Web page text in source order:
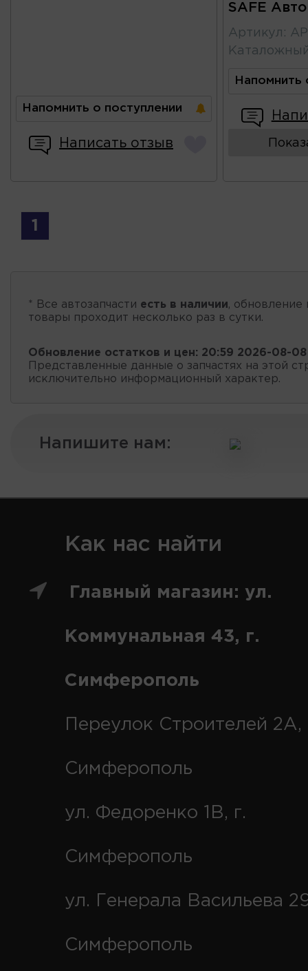
Напомнить о поступлении
Написать отзыв
SAFE
Артикул :
Напомнить
1
* Все автозапчасти есть в наличии, обновление
товары проходит несколько раз в сутки.
Обновление остатков и цен: 20:59 2026-08-08
Представленные данные о запчастях на этой
исключительно информационный характер.
Напишите нам:
Как нас найти
Главный магазин: ул.
Коммунальная 43, г.
Симферополь
Переулок Строителей 2А,
Симферополь
ул. Федоренко 1В, г.
Симферополь
ул. Генерала Васильева
Симферополь